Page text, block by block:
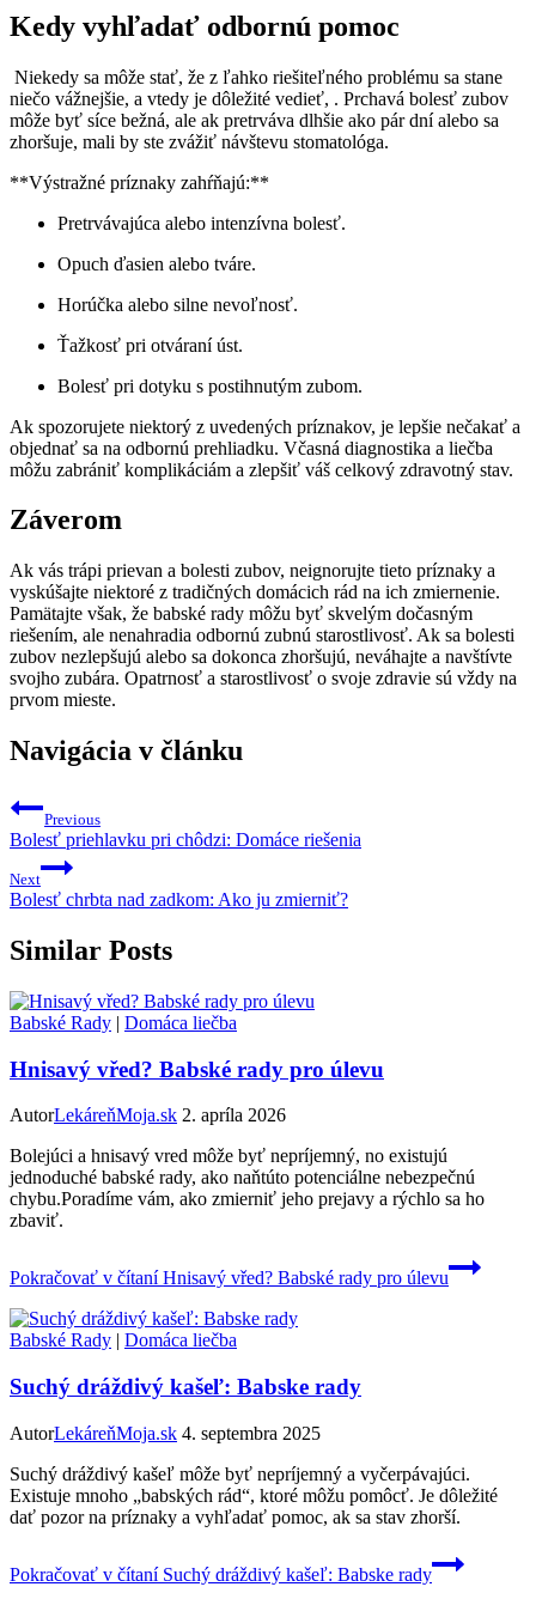
Kedy vyhľadať odbornú pomoc
⁣ Niekedy sa môže stať, že z‌ ľahko riešiteľného problému sa stane
niečo vážnejšie, a vtedy je dôležité ⁣vedieť, . Prchavá bolesť zubov
môže byť síce bežná, ale ak pretrváva dlhšie ako pár dní alebo sa
zhoršuje, mali by ste zvážiť ‌návštevu stomatológa.
**Výstražné príznaky zahŕňajú:**
Pretrvávajúca alebo intenzívna⁤ bolesť.
Opuch ďasien⁣ alebo tváre.
Horúčka alebo silne nevoľnosť.
Ťažkosť pri otváraní úst.
Bolesť pri dotyku s​ postihnutým zubom.
Ak spozorujete niektorý z ‌uvedených príznakov, je lepšie nečakať a
objednať sa na ⁣odbornú prehliadku. Včasná⁢ diagnostika a liečba
môžu zabrániť⁣ komplikáciám a zlepšiť váš celkový zdravotný stav.
Záverom
Ak vás trápi prievan a bolesti zubov, ​neignorujte ⁤tieto príznaky a
vyskúšajte niektoré z tradičných​ domácich rád na ich zmiernenie.
Pamätajte však, že babské rady môžu byť skvelým dočasným ​
riešením, ale nenahradia odbornú zubnú starostlivosť. Ak‍ sa ‍bolesti
zubov nezlepšujú alebo sa dokonca zhoršujú, neváhajte a navštívte
svojho zubára. Opatrnosť a starostlivosť o svoje zdravie ‌sú vždy na
prvom mieste.
Navigácia v článku
Previous
Bolesť priehlavku pri chôdzi: Domáce riešenia
Next
Bolesť chrbta nad zadkom: Ako ju zmierniť?
Similar Posts
Babské Rady | Domáca liečba
Hnisavý vřed? Babské rady pro úlevu
AutorLekáreňMoja.sk 2. apríla 2026
Bolejúci a hnisavý vred môže byť nepríjemný, no existujú
jednoduché babské rady, ako naňtúto potenciálne nebezpečnú
chybu.Poradíme vám, ako zmierniť jeho prejavy a rýchlo sa ho
zbaviť.
Pokračovať v čítaníHnisavý vřed? Babské rady pro úlevu
Babské Rady | Domáca liečba
Suchý dráždivý kašeľ: Babske rady
AutorLekáreňMoja.sk 4. septembra 2025
Suchý dráždivý kašeľ môže byť nepríjemný a vyčerpávajúci.
Existuje mnoho „babských rád“, ktoré môžu pomôcť. Je dôležité
dať pozor na príznaky a vyhľadať pomoc, ak sa stav zhorší.
Pokračovať v čítaníSuchý dráždivý kašeľ: Babske rady